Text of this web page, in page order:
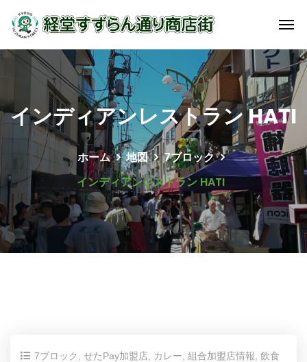
インディアンレストラン HATI
ホーム 地図
7ブロック
インディアンレストラン HATI
7ブロック せたPay加盟店 カレー 組合加盟店情報 飲食